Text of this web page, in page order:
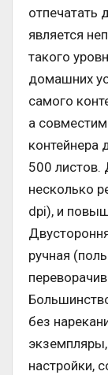
отпечатать
является
такого
домашних
самого
а
контейнера
500 листов.
несколько
dpi), и
ручная
без
настройки,